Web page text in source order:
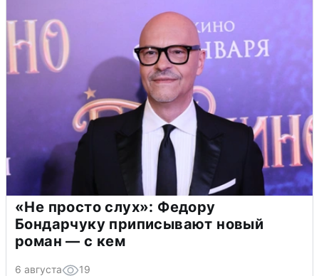
«Не просто слух»: Федору
Бондарчуку приписывают новый
роман — с кем
6 августа 19